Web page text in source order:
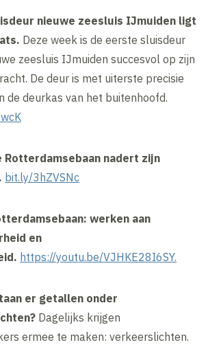
nieuwe zeesluis IJmuiden ligt
Deze week is de eerste sluisdeur
zeesluis IJmuiden succesvol op zijn
De deur is met uiterste precisie
de deurkas van het buitenhoofd.
Rotterdamsebaan nadert zijn
bit.ly/3hZVSNc
werken aan
en
https://youtu.be/VJHKE28I6SY.
er getallen onder
Dagelijks krijgen
ermee te maken: verkeerslichten.